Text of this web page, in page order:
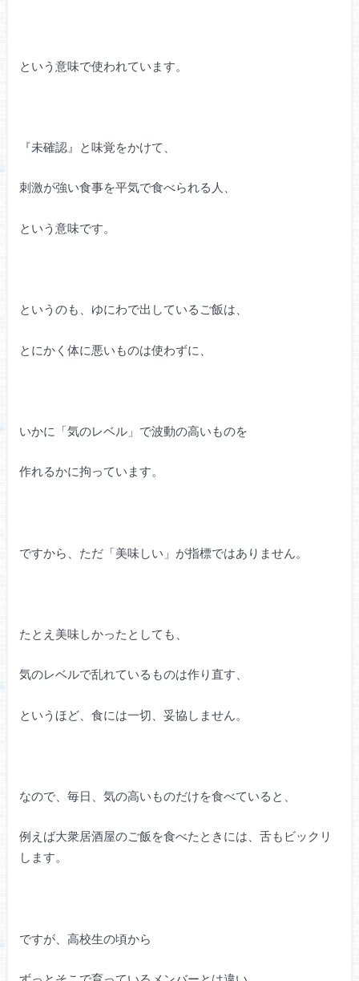
という意味で使われています。
『未確認』と味覚をかけて、
刺激が強い食事を平気で食べられる人、
という意味です。
というのも、ゆにわで出しているご飯は、
とにかく体に悪いものは使わずに、
いかに「気のレベル」で波動の高いものを
作れるかに拘っています。
ですから、ただ「美味しい」が指標ではありません。
たとえ美味しかったとしても、
気のレベルで乱れているものは作り直す、
というほど、食には一切、妥協しません。
なので、毎日、気の高いものだけを食べていると、
例えば大衆居酒屋のご飯を食べたときには、舌もビックリ
します。
ですが、高校生の頃から